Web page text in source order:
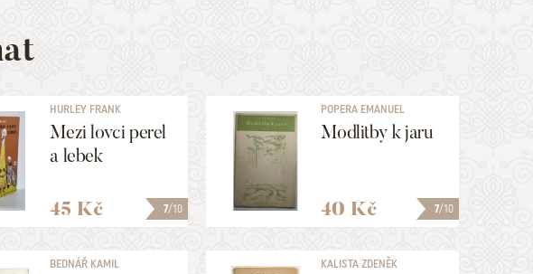
7/10
HURLEY FRANK
Mezi lovci perel
a lebek
45 Kč 7/10
POPERA EMANUEL
JINDŘICH
Modlitby k jaru
40 Kč
BEDNÁŘ KAMIL KALISTA ZDENĚK